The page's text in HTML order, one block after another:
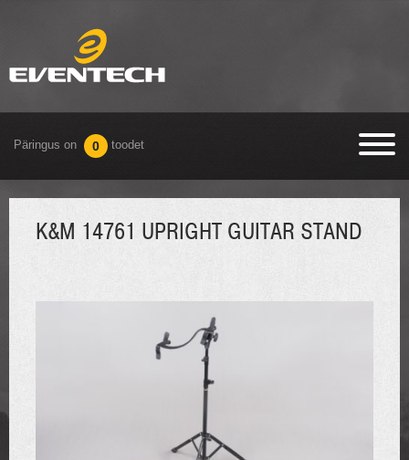
Päringus on 0 toodet
K&M 14761 UPRIGHT GUITAR STAND